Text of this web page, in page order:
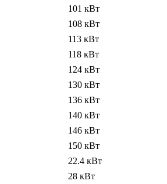
101 кВт
108 кВт
113 кВт
118 кВт
124 кВт
130 кВт
136 кВт
140 кВт
146 кВт
150 кВт
22.4 кВт
28 кВт